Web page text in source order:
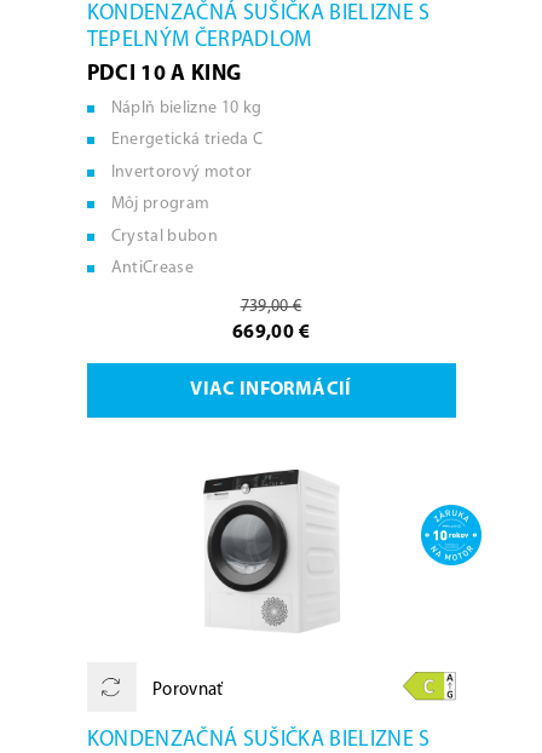
KONDENZAČNÁ SUŠIČKA BIELIZNE S
TEPELNÝM ČERPADLOM
PDCI 10 A KING
Náplň bielizne 10 kg
Energetická trieda C
Invertorový motor
Môj program
Crystal bubon
AntiCrease
739,00 €
669,00 €
VIAC INFORMÁCIÍ
Porovnať
KONDENZAČNÁ SUŠIČKA BIELIZNE S